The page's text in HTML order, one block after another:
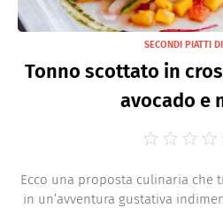
SECONDI PIATTI
Tonno scottato in
avocado e
Ecco una proposta culinaria che
in un’avventura gustativa